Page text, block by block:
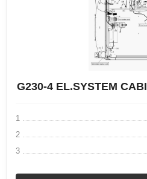
G230-4 EL.SYSTEM
1
2
3